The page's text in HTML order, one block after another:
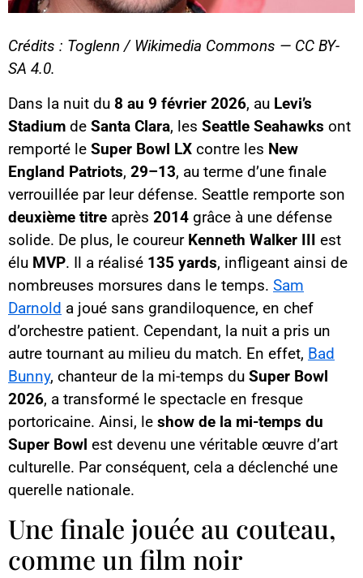
Crédits : Toglenn / Wikimedia Commons — CC BY-
SA 4.0.
Dans la nuit du 8 au 9 février 2026, au Levi’s
Stadium de Santa Clara, les Seattle Seahawks ont
remporté le Super Bowl LX contre les New
England Patriots, 29–13, au terme d’une finale
verrouillée par leur défense. Seattle remporte son
deuxième titre après 2014 grâce à une défense
solide. De plus, le coureur Kenneth Walker III est
élu MVP. Il a réalisé 135 yards, infligeant ainsi de
nombreuses morsures dans le temps. Sam
Darnold a joué sans grandiloquence, en chef
d’orchestre patient. Cependant, la nuit a pris un
autre tournant au milieu du match. En effet, Bad
Bunny, chanteur de la mi-temps du Super Bowl
2026, a transformé le spectacle en fresque
portoricaine. Ainsi, le show de la mi-temps du
Super Bowl est devenu une véritable œuvre d’art
culturelle. Par conséquent, cela a déclenché une
querelle nationale.
Une finale jouée au couteau,
comme un film noir